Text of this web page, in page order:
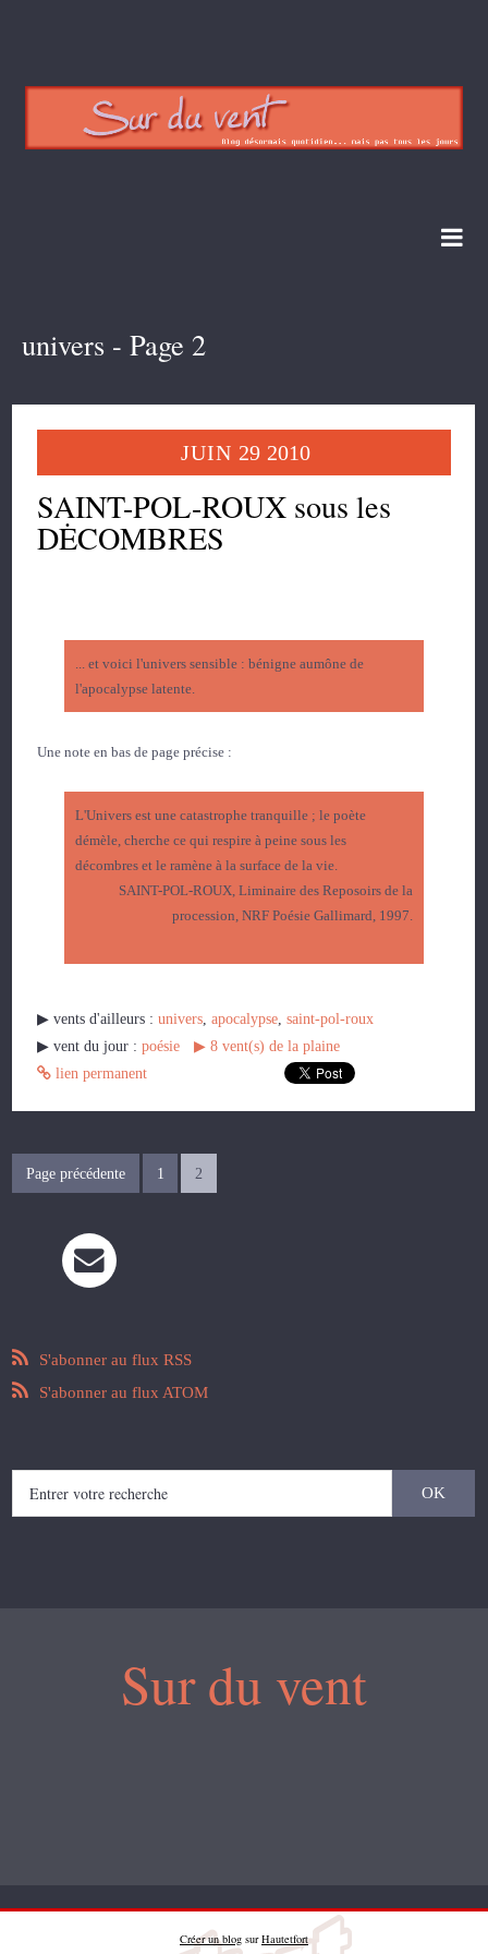
univers - Page 2
JUIN 29 2010
SAINT-POL-ROUX sous les
DĖCOMBRES
... et voici l'univers sensible : bénigne aumône de
l'apocalypse latente.
Une note en bas de page précise :
L'Univers est une catastrophe tranquille ; le poète
démèle, cherche ce qui respire à peine sous les
décombres et le ramène à la surface de la vie.
SAINT-POL-ROUX, Liminaire des Reposoirs de la
procession, NRF Poésie Gallimard, 1997.
▶︎ vents d'ailleurs :univers ,apocalypse ,saint-pol-roux
▶︎ vent du jour :poésie ▶︎ 8 vent(s) de la plaine
lien permanent
Page précédente 1 2
S'abonner au flux RSS
S'abonner au flux ATOM
Sur du vent
Créer un blog surHautetfort